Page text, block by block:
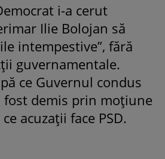
i-a cerut
Ilie Bolojan să
intempestive”, fără
guvernamentale.
ce Guvernul condus
fost demis prin moțiune
acuzații face PSD.